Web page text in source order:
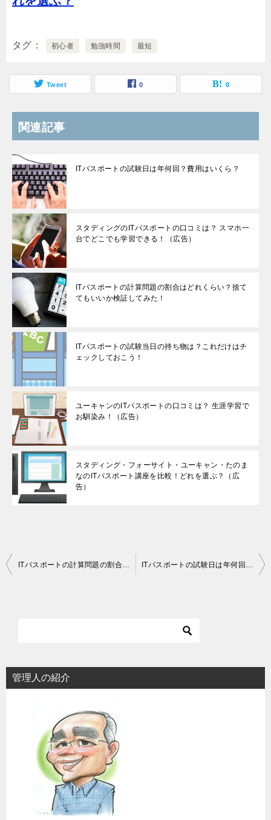
タグ 初心者 勉強時間 最短
Tweet 0 0
関連記事
ITパスポートの試験日は年何回？費用はいくら？
スタディングのITパスポートの口コミは？ スマホ一
台でどこでも学習できる！（広告）
ITパスポートの計算問題の割合はどれくらい？捨て
てもいいか検証してみた！
ITパスポートの試験当日の持ち物は？これだけはチ
ェックしておこう！
ユーキャンのITパスポートの口コミは？ 生涯学習で
お馴染み！（広告）
スタディング・フォーサイト・ユーキャン・たのま
なのITパスポート講座を比較！どれを選ぶ？（広
告）
投
シ
ITパスポートの計算問題の割合はどれくらい？捨ててもいいか検証してみた！ ITパスポートの試験日は年何回？費用はいくら？
管理人の紹介